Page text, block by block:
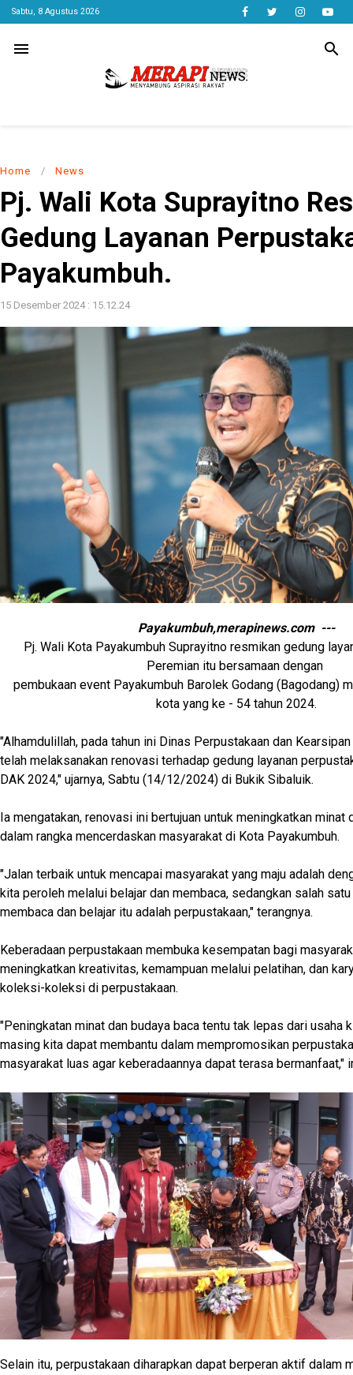
Sabtu, 8 Agustus 2026
menu search
Home / News
Pj. Wali Kota Suprayitno
Gedung Layanan
Payakumbuh.
15 Desember 2024 : 15.12.24
Payakumbuh,merapinews.com ---
Pj. Wali Kota Payakumbuh Suprayitno resmikan gedung
Peremian itu bersamaan dengan
pembukaan event Payakumbuh Barolek Godang (Bagodang)
kota yang ke - 54 tahun 2024.
"Alhamdulillah, pada tahun ini Dinas Perpustakaan dan
telah melaksanakan renovasi terhadap gedung layanan
DAK 2024," ujarnya, Sabtu (14/12/2024) di Bukik Sibaluik.
Ia mengatakan, renovasi ini bertujuan untuk meningkatkan minat
dalam rangka mencerdaskan masyarakat di Kota Payakumbuh.
"Jalan terbaik untuk mencapai masyarakat yang maju adalah
kita peroleh melalui belajar dan membaca, sedangkan salah satu
membaca dan belajar itu adalah perpustakaan," terangnya.
Keberadaan perpustakaan membuka kesempatan bagi
meningkatkan kreativitas, kemampuan melalui pelatihan, dan
koleksi-koleksi di perpustakaan.
"Peningkatan minat dan budaya baca tentu tak lepas dari usaha
masing kita dapat membantu dalam mempromosikan
masyarakat luas agar keberadaannya dapat terasa bermanfaat,"
Selain itu, perpustakaan diharapkan dapat berperan aktif dalam